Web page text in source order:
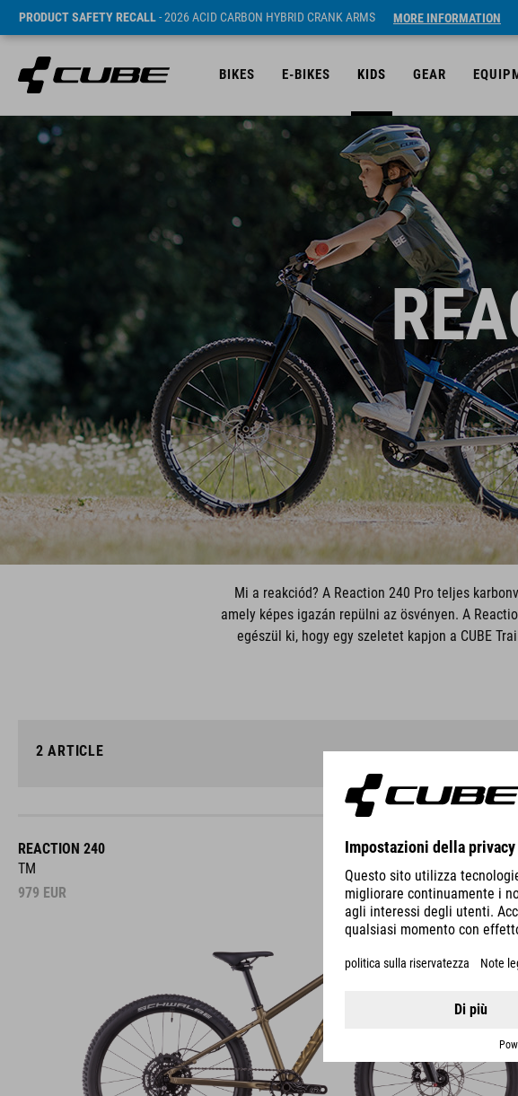
PRODUCT SAFETY RECALL- 2026 ACID CARBON HYBRID CRANK ARMS MORE INFORMATION
BIKES E-BIKES KIDS GEAR
Mi a reakciód? A Reaction 240 Pro teljes
amely képes igazán repülni az ösvényen. A
egészül ki, hogy egy szeletet kapjon a CUBE
2 ARTICLE
REACTION 240
TM
979 EUR